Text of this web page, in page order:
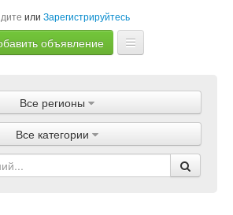
или Зарегистрируйтесь
объявление
Объявления
Магазины
Услуги
Все регионы
Все категории